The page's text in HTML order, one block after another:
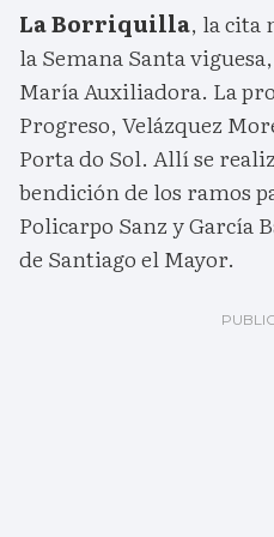
La Borriquilla, la cita
la Semana Santa
María Auxiliadora. La
Progreso, Velázquez
Porta do Sol. Allí se
bendición de los ramos
Policarpo Sanz y García
de Santiago el Mayor.